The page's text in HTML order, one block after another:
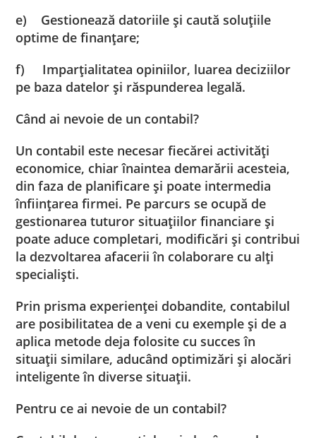
e) Gestionează datoriile şi caută soluţiile
optime de finanţare;
f) Imparţialitatea opiniilor, luarea deciziilor
pe baza datelor şi răspunderea legală.
Când ai nevoie de un contabil?
Un contabil este necesar fiecărei activităţi
economice, chiar înaintea demarării acesteia,
din faza de planificare şi poate intermedia
înfiinţarea firmei. Pe parcurs se ocupă de
gestionarea tuturor situaţiilor financiare şi
poate aduce completari, modificări şi contribui
la dezvoltarea afacerii în colaborare cu alţi
specialişti.
Prin prisma experienţei dobandite, contabilul
are posibilitatea de a veni cu exemple şi de a
aplica metode deja folosite cu succes în
situaţii similare, aducând optimizări şi alocări
inteligente în diverse situaţii.
Pentru ce ai nevoie de un contabil?